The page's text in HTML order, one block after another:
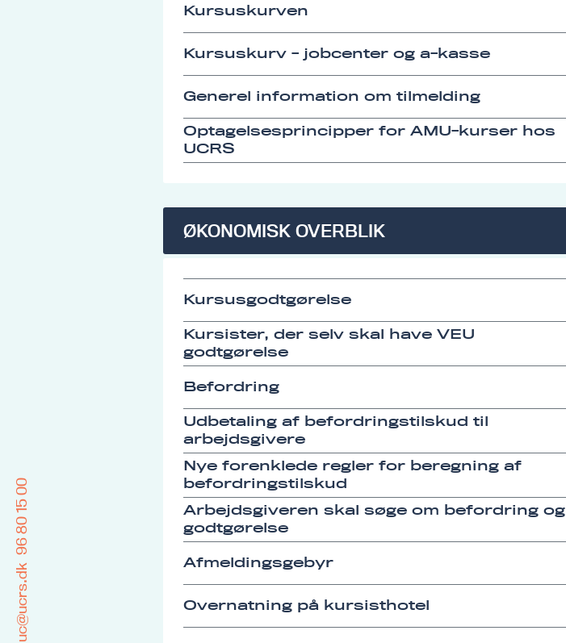
Kursuskurven
Kursuskurv - jobcenter og a-kasse
Generel information om tilmelding
Optagelsesprincipper for AMU-kurser hos
UCRS
ØKONOMISK OVERBLIK
Kursusgodtgørelse
Kursister, der selv skal have VEU
godtgørelse
Befordring
Udbetaling af befordringstilskud til
arbejdsgivere
Nye forenklede regler for beregning af
befordringstilskud
Arbejdsgiveren skal søge om befordring og
godtgørelse
Afmeldingsgebyr
Overnatning på kursisthotel
uc@ucrs.dk
96 80 15 00